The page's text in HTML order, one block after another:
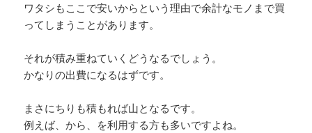
ワタシもここで安いからという理由で余計なモノまで買
ってしまうことがあります。
それが積み重ねていくどうなるでしょう。
かなりの出費になるはずです。
まさにちりも積もれば山となるです。
例えば、から、を利用する方も多いですよね。